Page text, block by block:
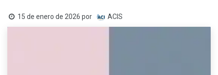
15 de enero de 2026 por ACIS